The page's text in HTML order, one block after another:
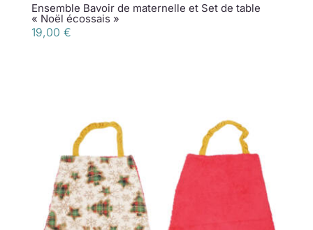
Ensemble Bavoir de maternelle et Set de table
« Noël écossais »
19,00 €